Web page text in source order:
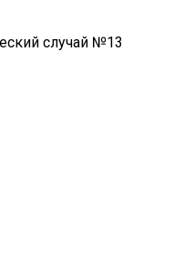
случай №13